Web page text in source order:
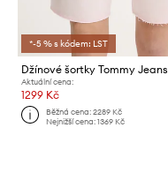
*-5 % s kódem: LST
Džínové šortky Tommy Jeans
Aktuální cena:
1299 Kč
Běžná cena:2289 Kč
Nejnižší cena:1369 Kč